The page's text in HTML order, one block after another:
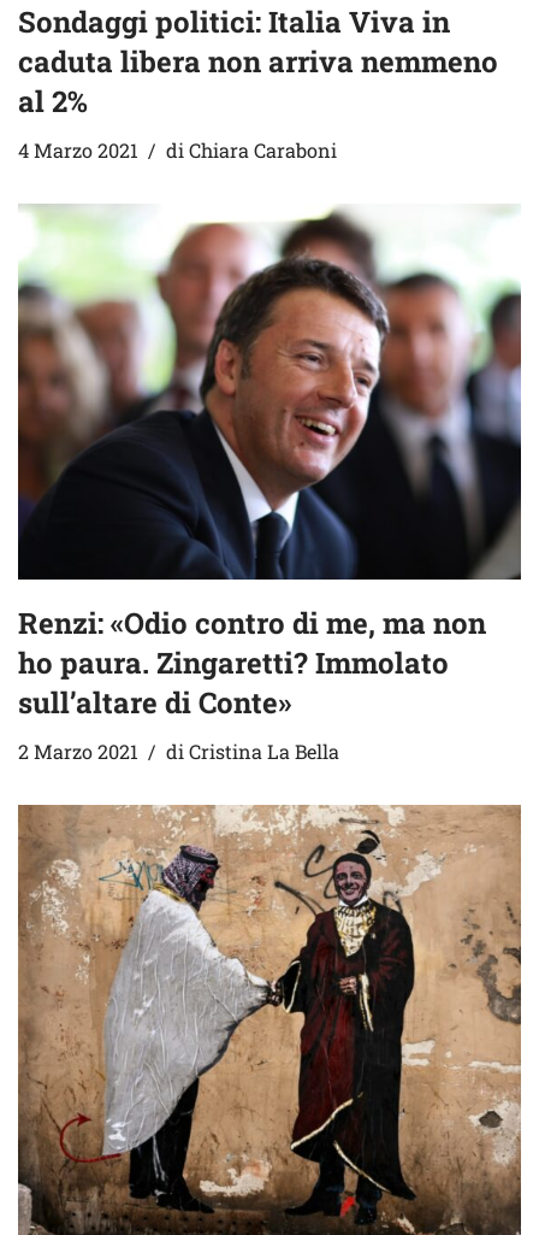
Sondaggi politici: Italia Viva in
caduta libera non arriva nemmeno
al 2%
4 Marzo 2021 di Chiara Caraboni
Renzi: «Odio contro di me, ma non
ho paura. Zingaretti? Immolato
sull’altare di Conte»
2 Marzo 2021 di Cristina La Bella